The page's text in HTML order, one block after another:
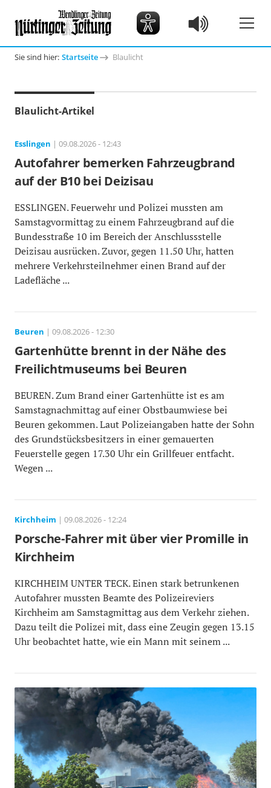
Sie sind hier: Startseite Blaulicht
Blaulicht-Artikel
Esslingen | 09.08.2026 - 12:43
Autofahrer bemerken Fahrzeugbrand
auf der B10 bei Deizisau
ESSLINGEN. Feuerwehr und Polizei mussten am
Samstagvormittag zu einem Fahrzeugbrand auf die
Bundesstraße 10 im Bereich der Anschlussstelle
Deizisau ausrücken. Zuvor, gegen 11.50 Uhr, hatten
mehrere Verkehrsteilnehmer einen Brand auf der
Ladefläche ...
Beuren | 09.08.2026 - 12:30
Gartenhütte brennt in der Nähe des
Freilichtmuseums bei Beuren
BEUREN. Zum Brand einer Gartenhütte ist es am
Samstagnachmittag auf einer Obstbaumwiese bei
Beuren gekommen. Laut Polizeiangaben hatte der Sohn
des Grundstücksbesitzers in einer gemauerten
Feuerstelle gegen 17.30 Uhr ein Grillfeuer entfacht.
Wegen ...
Kirchheim | 09.08.2026 - 12:24
Porsche-Fahrer mit über vier Promille in
Kirchheim
KIRCHHEIM UNTER TECK. Einen stark betrunkenen
Autofahrer mussten Beamte des Polizeireviers
Kirchheim am Samstagmittag aus dem Verkehr ziehen.
Dazu teilt die Polizei mit, dass eine Zeugin gegen 13.15
Uhr beobachtet hatte, wie ein Mann mit seinem ...